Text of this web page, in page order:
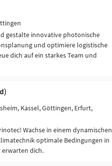
gestalte innovative photonische
und optimiere logistische
dich auf ein starkes Team und
Kassel, Göttingen, Erfurt,
Wachse in einem dynamischen
optimale Bedingungen in
dich.